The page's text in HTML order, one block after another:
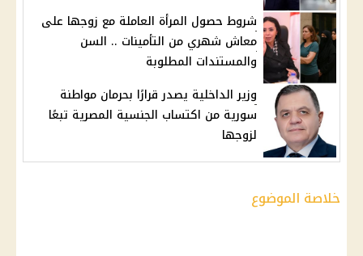
شروط حصول المرأة العاملة مع زوجها على
معاش شهري من التأمينات .. السن
والمستندات المطلوبة
وزير الداخلية يصدر قرارًا بحرمان مواطنة
سورية من اكتساب الجنسية المصرية تبعًا
لزوجها
خلاصة الموضوع